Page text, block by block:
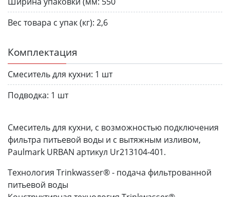
Вес товара с упак (кг): 2,6
Комплектация
Смеситель для кухни: 1 шт
Подводка: 1 шт
Смеситель для кухни, с возможностью подключения
фильтра питьевой воды и с вытяжным изливом,
Paulmark URBAN артикул Ur213104-401.
Технология Trinkwasser® - подача фильтрованной
питьевой воды